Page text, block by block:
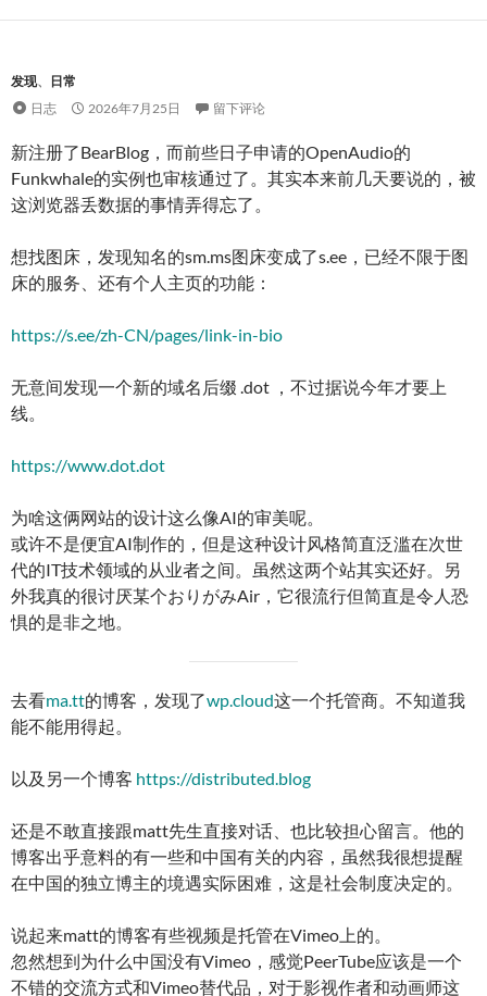
发现、
日常
日志
2026年7月25日 留下评论
新注册了BearBlog，而前些日子申请的OpenAudio的
Funkwhale的实例也审核通过了。其实本来前几天要说的，被
这浏览器丢数据的事情弄得忘了。
想找图床，发现知名的sm.ms图床变成了s.ee，已经不限于图
床的服务、还有个人主页的功能：
https://s.ee/zh-CN/pages/link-in-bio
无意间发现一个新的域名后缀 .dot ，不过据说今年才要上
线。
https://www.dot.dot
为啥这俩网站的设计这么像AI的审美呢。
或许不是便宜AI制作的，但是这种设计风格简直泛滥在次世
代的IT技术领域的从业者之间。虽然这两个站其实还好。另
外我真的很讨厌某个おりがみAir，它很流行但简直是令人恐
惧的是非之地。
去看ma.tt的博客，发现了wp.cloud这一个托管商。不知道我
能不能用得起。
以及另一个博客 https://distributed.blog
还是不敢直接跟matt先生直接对话、也比较担心留言。他的
博客出乎意料的有一些和中国有关的内容，虽然我很想提醒
在中国的独立博主的境遇实际困难，这是社会制度决定的。
说起来matt的博客有些视频是托管在Vimeo上的。
忽然想到为什么中国没有Vimeo，感觉PeerTube应该是一个
不错的交流方式和Vimeo替代品，对于影视作者和动画师这